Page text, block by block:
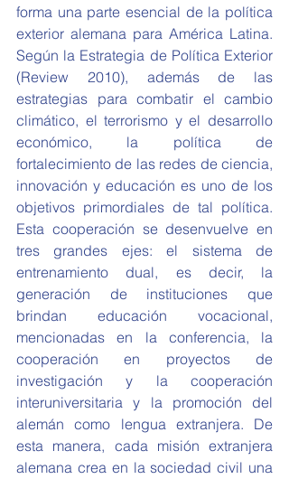
forma una parte esencial de la política
exterior alemana para América Latina.
Según la Estrategia de Política Exterior
(Review 2010), además de las
estrategias para combatir el cambio
climático, el terrorismo y el desarrollo
económico, la política de
fortalecimiento de las redes de ciencia,
innovación y educación es uno de los
objetivos primordiales de tal política.
Esta cooperación se desenvuelve en
tres grandes ejes: el sistema de
entrenamiento dual, es decir, la
generación de instituciones que
brindan educación vocacional,
mencionadas en la conferencia, la
cooperación en proyectos de
investigación y la cooperación
interuniversitaria y la promoción del
alemán como lengua extranjera. De
esta manera, cada misión extranjera
alemana crea en la sociedad civil una